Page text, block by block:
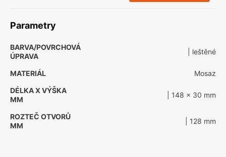
Parametry
BARVA/POVRCHOVÁ
ÚPRAVA
| leštěné
MATERIÁL
Mosaz
DÉLKA X VÝŠKA
MM
| 148 x 30 mm
ROZTEČ OTVORŮ
MM
| 128 mm